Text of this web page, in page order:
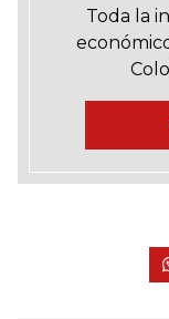
Toda la